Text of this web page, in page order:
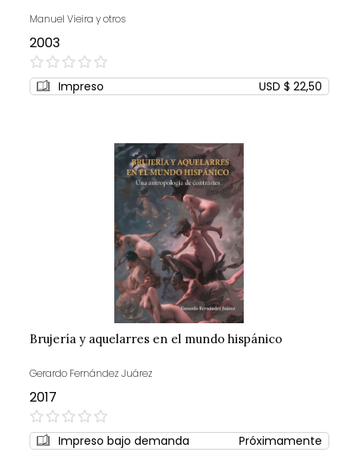
Manuel Vieira y otros
2003
0%
Impreso USD $ 22,50
Brujería y aquelarres en el mundo hispánico
Gerardo Fernández Juárez
2017
0%
Impreso bajo demanda
Próximamente